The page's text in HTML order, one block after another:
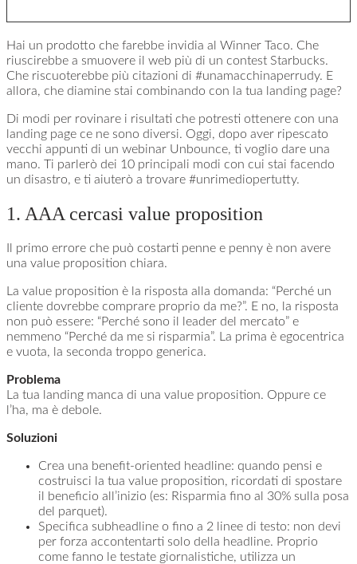
Hai un prodotto che farebbe invidia al Winner Taco. Che
riuscirebbe a smuovere il web più di un contest Starbucks.
Che riscuoterebbe più citazioni di #unamacchinaperrudy. E
allora, che diamine stai combinando con la tua landing page?
Di modi per rovinare i risultati che potresti ottenere con una
landing page ce ne sono diversi. Oggi, dopo aver ripescato
vecchi appunti di un webinar Unbounce, ti voglio dare una
mano. Ti parlerò dei 10 principali modi con cui stai facendo
un disastro, e ti aiuterò a trovare #unrimediopertutty.
1. AAA cercasi value proposition
Il primo errore che può costarti penne e penny è non avere
una value proposition chiara.
La value proposition è la risposta alla domanda: “Perché un
cliente dovrebbe comprare proprio da me?”. E no, la risposta
non può essere: “Perché sono il leader del mercato” e
nemmeno “Perché da me si risparmia”. La prima è egocentrica
e vuota, la seconda troppo generica.
Problema
La tua landing manca di una value proposition. Oppure ce
l’ha, ma è debole.
Soluzioni
Crea una benefit-oriented headline: quando pensi e
costruisci la tua value proposition, ricordati di spostare
il beneficio all’inizio (es: Risparmia fino al 30% sulla posa
del parquet).
Specifica subheadline o fino a 2 linee di testo: non devi
per forza accontentarti solo della headline. Proprio
come fanno le testate giornalistiche, utilizza un